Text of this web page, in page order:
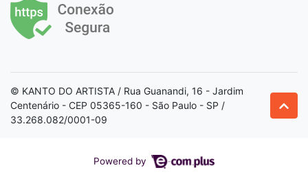
© KANTO DO ARTISTA / Rua Guanandi, 16 - Jardim
Centenário - CEP 05365-160 - São Paulo - SP /
33.268.082/0001-09
Powered by